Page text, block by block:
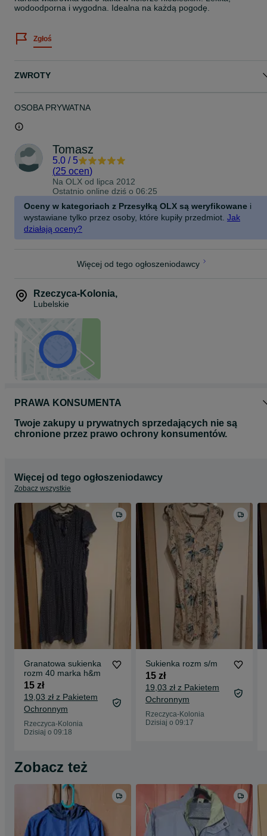
wodoodporna i wygodna. Idealna na każdą pogodę.
Zgłoś
ZWROTY
OSOBA PRYWATNA
Tomasz
5.0 / 5
(25 ocen)
Na OLX od lipca 2012
Ostatnio online dziś o 06:25
Oceny w kategoriach z Przesyłką OLX są weryfikowane i
wystawiane tylko przez osoby, które kupiły przedmiot. Jak
działają oceny?
Więcej od tego ogłoszeniodawcy
Rzeczyca-Kolonia,
Lubelskie
PRAWA KONSUMENTA
Twoje zakupy u prywatnych sprzedających nie są
chronione przez prawo ochrony konsumentów.
Więcej od tego ogłoszeniodawcy
Zobacz wszystkie
Granatowa sukienka
rozm 40 marka h&m
15 zł
19,03 zł z Pakietem
Ochronnym
Rzeczyca-Kolonia
Dzisiaj o 09:18
Sukienka rozm s/m
15 zł
19,03 zł z Pakietem
Ochronnym
Rzeczyca-Kolonia
Dzisiaj o 09:17
Zobacz też